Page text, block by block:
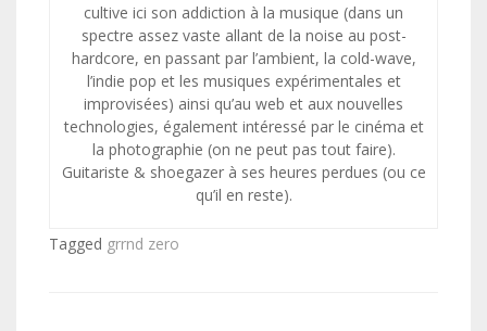
cultive ici son addiction à la musique (dans un
spectre assez vaste allant de la noise au post-
hardcore, en passant par l’ambient, la cold-wave,
l’indie pop et les musiques expérimentales et
improvisées) ainsi qu’au web et aux nouvelles
technologies, également intéressé par le cinéma et
la photographie (on ne peut pas tout faire).
Guitariste & shoegazer à ses heures perdues (ou ce
qu’il en reste).
Tagged grrnd zero